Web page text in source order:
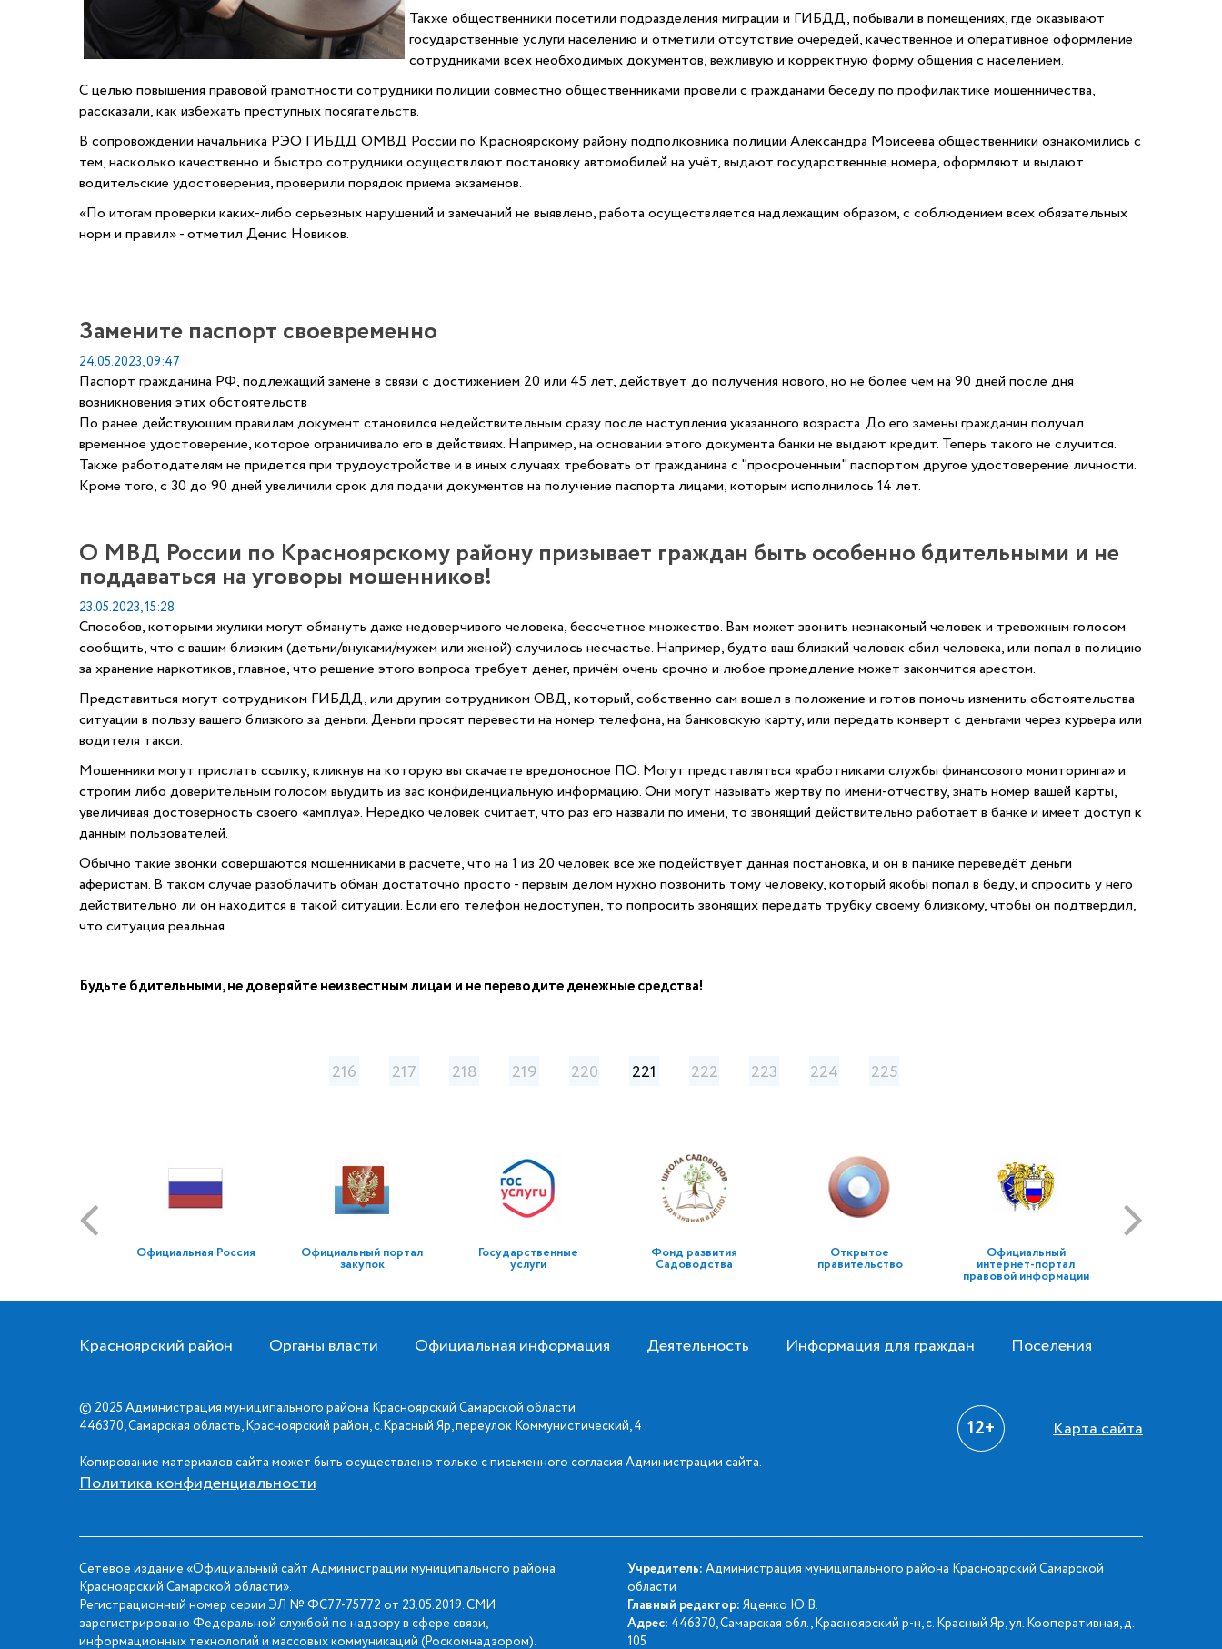
Также общественники посетили подразделения миграции и ГИБДД, побывали в помещениях, где оказывают
государственные услуги населению и отметили отсутствие очередей, качественное и оперативное оформление
сотрудниками всех необходимых документов, вежливую и корректную форму общения с населением.
С целью повышения правовой грамотности сотрудники полиции совместно общественниками провели с гражданами беседу по профилактике мошенничества,
рассказали, как избежать преступных посягательств.
В сопровождении начальника РЭО ГИБДД ОМВД России по Красноярскому району подполковника полиции Александра Моисеева общественники ознакомились с
тем, насколько качественно и быстро сотрудники осуществляют постановку автомобилей на учёт, выдают государственные номера, оформляют и выдают
водительские удостоверения, проверили порядок приема экзаменов.
«По итогам проверки каких-либо серьезных нарушений и замечаний не выявлено, работа осуществляется надлежащим образом, с соблюдением всех обязательных
норм и правил» - отметил Денис Новиков.
Замените паспорт своевременно
24.05.2023, 09:47
Паспорт гражданина РФ, подлежащий замене в связи с достижением 20 или 45 лет, действует до получения нового, но не более чем на 90 дней после дня
возникновения этих обстоятельств
По ранее действующим правилам документ становился недействительным сразу после наступления указанного возраста. До его замены гражданин получал
временное удостоверение, которое ограничивало его в действиях. Например, на основании этого документа банки не выдают кредит. Теперь такого не случится.
Также работодателям не придется при трудоустройстве и в иных случаях требовать от гражданина с "просроченным" паспортом другое удостоверение личности.
Кроме того, с 30 до 90 дней увеличили срок для подачи документов на получение паспорта лицами, которым исполнилось 14 лет.
О МВД России по Красноярскому району призывает граждан быть особенно бдительными и не
поддаваться на уговоры мошенников!
23.05.2023, 15:28
Способов, которыми жулики могут обмануть даже недоверчивого человека, бессчетное множество. Вам может звонить незнакомый человек и тревожным голосом
сообщить, что с вашим близким (детьми/внуками/мужем или женой) случилось несчастье. Например, будто ваш близкий человек сбил человека, или попал в полицию
за хранение наркотиков, главное, что решение этого вопроса требует денег, причём очень срочно и любое промедление может закончится арестом.
Представиться могут сотрудником ГИБДД, или другим сотрудником ОВД, который, собственно сам вошел в положение и готов помочь изменить обстоятельства
ситуации в пользу вашего близкого за деньги. Деньги просят перевести на номер телефона, на банковскую карту, или передать конверт с деньгами через курьера или
водителя такси.
Мошенники могут прислать ссылку, кликнув на которую вы скачаете вредоносное ПО. Могут представляться «работниками службы финансового мониторинга» и
строгим либо доверительным голосом выудить из вас конфиденциальную информацию. Они могут называть жертву по имени-отчеству, знать номер вашей карты,
увеличивая достоверность своего «амплуа». Нередко человек считает, что раз его назвали по имени, то звонящий действительно работает в банке и имеет доступ к
данным пользователей.
Обычно такие звонки совершаются мошенниками в расчете, что на 1 из 20 человек все же подействует данная постановка, и он в панике переведёт деньги
аферистам. В таком случае разоблачить обман достаточно просто - первым делом нужно позвонить тому человеку, который якобы попал в беду, и спросить у него
действительно ли он находится в такой ситуации. Если его телефон недоступен, то попросить звонящих передать трубку своему близкому, чтобы он подтвердил,
что ситуация реальная.
Будьте бдительными, не доверяйте неизвестным лицам и не переводите денежные средства!
216 217 218 219 220 221 222 223 224 225
Официальная Россия Официальный портал
закупок
Государственные
услуги
Фонд развития
Садоводства
Открытое
правительство
Официальный
интернет-портал
правовой информации
Красноярский район Органы власти Официальная информация Деятельность Информация для граждан Поселения
© 2025 Администрация муниципального района Красноярский Самарской области
446370, Самарская область, Красноярский район, с.Красный Яр, переулок Коммунистический, 4
Копирование материалов сайта может быть осуществлено только с письменного согласия Администрации сайта.
Политика конфиденциальности
12+ Карта сайта
Сетевое издание «Официальный сайт Администрации муниципального района
Красноярский Самарской области».
Регистрационный номер серии ЭЛ № ФС77-75772 от 23.05.2019. СМИ
зарегистрировано Федеральной службой по надзору в сфере связи,
информационных технологий и массовых коммуникаций (Роскомнадзором).
Учредитель: Администрация муниципального района Красноярский Самарской
области
Главный редактор: Яценко Ю.В.
Адрес: 446370, Самарская обл., Красноярский р-н, с. Красный Яр, ул. Кооперативная, д.
105